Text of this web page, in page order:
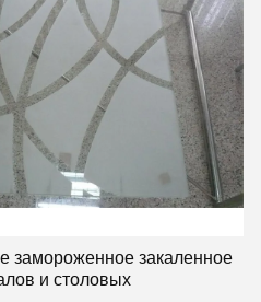
замороженное закаленное
и столовых